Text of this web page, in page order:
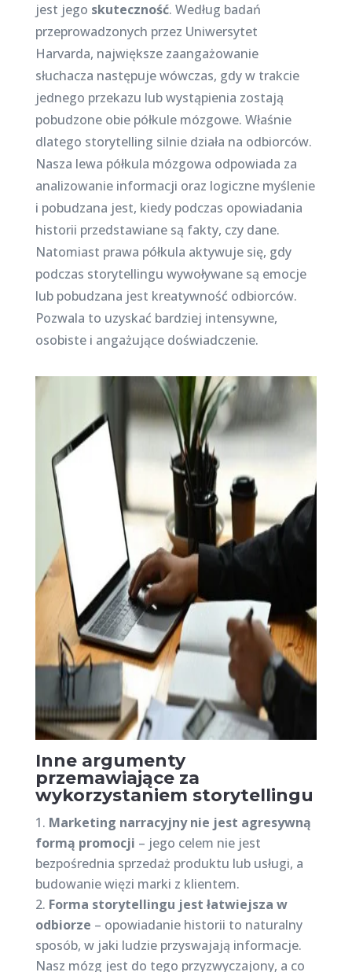
jest jego skuteczność. Według badań
przeprowadzonych przez Uniwersytet
Harvarda, największe zaangażowanie
słuchacza następuje wówczas, gdy w trakcie
jednego przekazu lub wystąpienia zostają
pobudzone obie półkule mózgowe. Właśnie
dlatego storytelling silnie działa na odbiorców.
Nasza lewa półkula mózgowa odpowiada za
analizowanie informacji oraz logiczne myślenie
i pobudzana jest, kiedy podczas opowiadania
historii przedstawiane są fakty, czy dane.
Natomiast prawa półkula aktywuje się, gdy
podczas storytellingu wywoływane są emocje
lub pobudzana jest kreatywność odbiorców.
Pozwala to uzyskać bardziej intensywne,
osobiste i angażujące doświadczenie.
Inne argumenty
przemawiające za
wykorzystaniem storytellingu
Marketing narracyjny nie jest agresywną
formą promocji – jego celem nie jest
bezpośrednia sprzedaż produktu lub usługi, a
budowanie więzi marki z klientem.
Forma storytellingu jest łatwiejsza w
odbiorze – opowiadanie historii to naturalny
sposób, w jaki ludzie przyswajają informacje.
Nasz mózg jest do tego przyzwyczajony, a co